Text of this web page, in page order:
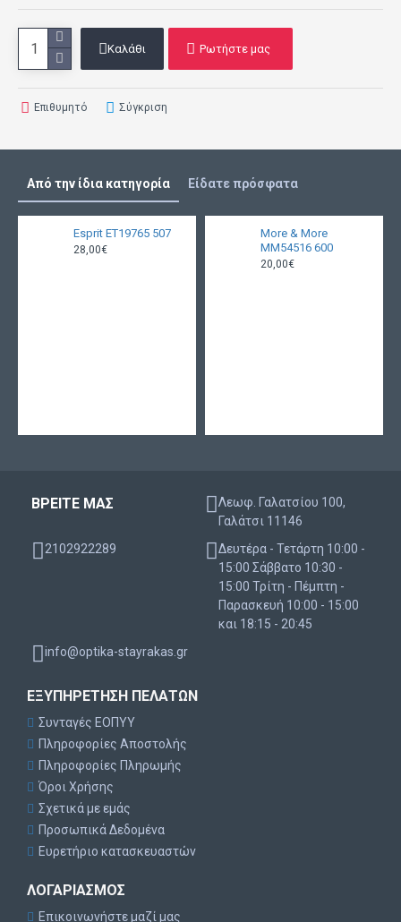
Καλάθι Ρωτήστε μας
Επιθυμητό Σύγκριση
Από την ίδια κατηγορία Είδατε πρόσφατα
Esprit ET19765 507
28,00€
More & More
MM54516 600
20,00€
ΒΡΕΙΤΕ ΜΑΣ
Λεωφ. Γαλατσίου 100,
Γαλάτσι 11146
2102922289
Δευτέρα - Τετάρτη 10:00 -
15:00 Σάββατο 10:30 -
15:00 Τρίτη - Πέμπτη -
Παρασκευή 10:00 - 15:00
και 18:15 - 20:45
info@optika-stayrakas.gr
ΕΞΥΠΗΡΈΤΗΣΗ ΠΕΛΑΤΏΝ
Συνταγές ΕΟΠΥΥ
Πληροφορίες Αποστολής
Πληροφορίες Πληρωμής
Όροι Χρήσης
Σχετικά με εμάς
Προσωπικά Δεδομένα
Ευρετήριο κατασκευαστών
ΛΟΓΑΡΙΑΣΜΌΣ
Επικοινωνήστε μαζί μας